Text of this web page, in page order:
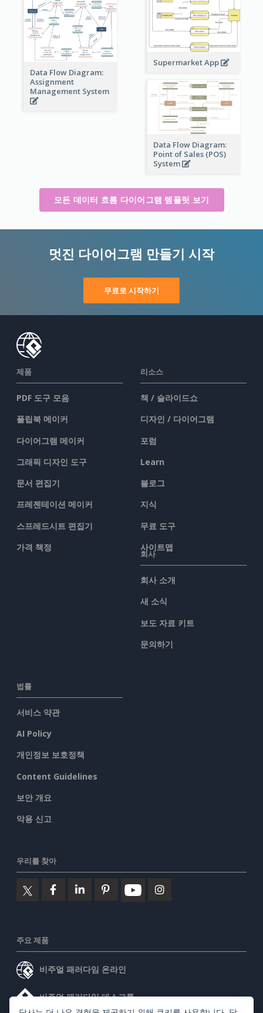
Supermarket App
Data Flow Diagram:
Assignment
Management System
Data Flow Diagram:
Point of Sales (POS)
System
모든 데이터 흐름 다이어그램 템플릿 보기
멋진 다이어그램 만들기 시작
무료로 시작하기
제품
PDF 도구 모음
플립북 메이커
다이어그램 메이커
그래픽 디자인 도구
문서 편집기
프레젠테이션 메이커
스프레드시트 편집기
가격 책정
리소스
책 / 슬라이드쇼
디자인 / 다이어그램
포럼
Learn
블로그
지식
무료 도구
사이트맵
회사
회사 소개
새 소식
보도 자료 키트
문의하기
법률
서비스 약관
AI Policy
개인정보 보호정책
Content Guidelines
보안 개요
악용 신고
우리를 찾아
주요 제품
비주얼 패러다임 온라인
비주얼 패러다임 데스크톱